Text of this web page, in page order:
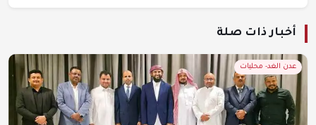
أخبار ذات صلة
عدن الغد- محليات